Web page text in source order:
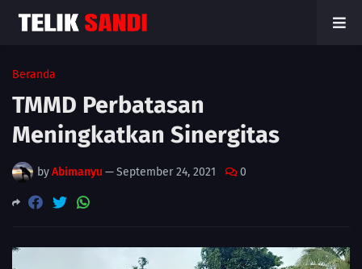
Beranda
TMMD Perbatasan
Meningkatkan Sinergitas
byAbimanyu —September 24, 2021 0